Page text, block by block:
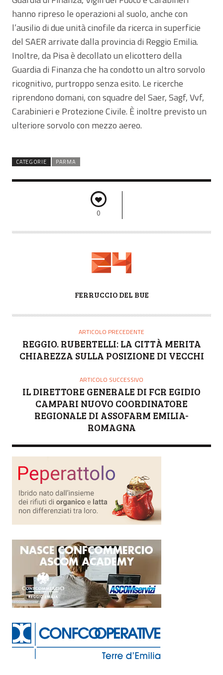
hanno ripreso le operazioni al suolo, anche con
l’ausilio di due unità cinofile da ricerca in superficie
del SAER arrivate dalla provincia di Reggio Emilia.
Inoltre, da Pisa è decollato un elicottero della
Guardia di Finanza che ha condotto un altro sorvolo
ricognitivo, purtroppo senza esito. Le ricerche
riprendono domani, con squadre del Saer, Sagf, Vvf,
Carabinieri e Protezione Civile. È inoltre previsto un
ulteriore sorvolo con mezzo aereo.
CATEGORIE PARMA
0
T
FERRUCCIO DEL BUE
ARTICOLO PRECEDENTE
REGGIO. RUBERTELLI: LA CITTÀ MERITA
CHIAREZZA SULLA POSIZIONE DI VECCHI
ARTICOLO SUCCESSIVO
IL DIRETTORE GENERALE DI FCR EGIDIO
CAMPARI NUOVO COORDINATORE
REGIONALE DI ASSOFARM EMILIA-
ROMAGNA